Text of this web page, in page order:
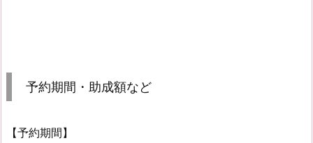
予約期間・助成額など
【予約期間】